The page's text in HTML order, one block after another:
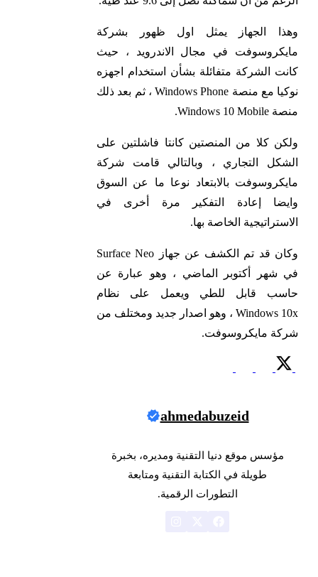
وهذا الجهاز يمثل اول ظهور بشركة
مايكروسوفت في مجال الاندرويد ، حيث
كانت الشركة متفائلة بشأن استخدام اجهزه
نوكيا مع منصة Windows Phone ، ثم بعد ذلك
منصة Windows 10 Mobile.
ولكن كلا من المنصتين كانتا فاشلتين على
الشكل التجاري ، وبالتالي قامت شركة
مايكروسوفت بالابتعاد نوعا ما عن السوق
وايضا إعادة التفكير مرة أخرى في
الاستراتيجية الخاصة بها.
وكان قد تم الكشف عن جهاز Surface Neo
في شهر أكتوبر الماضي ، وهو عبارة عن
حاسب قابل للطي ويعمل على نظام
Windows 10x ، وهو اصدار جديد ومختلف من
شركة مايكروسوفت.
ahmedabuzeid
مؤسس موقع دنيا التقنية ومديره، بخبرة
طويلة في الكتابة التقنية ومتابعة
التطورات الرقمية.